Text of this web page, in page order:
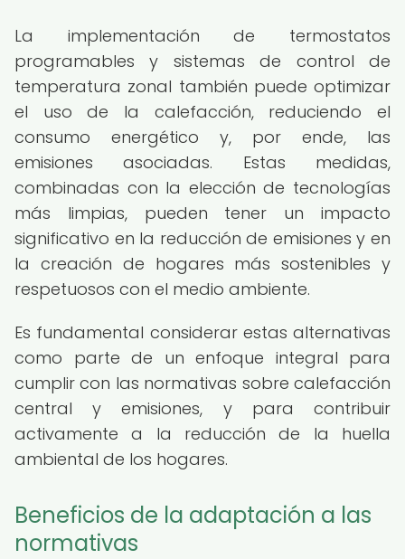
La implementación de termostatos
programables y sistemas de control de
temperatura zonal también puede optimizar
el uso de la calefacción, reduciendo el
consumo energético y, por ende, las
emisiones asociadas. Estas medidas,
combinadas con la elección de tecnologías
más limpias, pueden tener un impacto
significativo en la reducción de emisiones y en
la creación de hogares más sostenibles y
respetuosos con el medio ambiente.
Es fundamental considerar estas alternativas
como parte de un enfoque integral para
cumplir con las normativas sobre calefacción
central y emisiones, y para contribuir
activamente a la reducción de la huella
ambiental de los hogares.
Beneficios de la adaptación a las
normativas